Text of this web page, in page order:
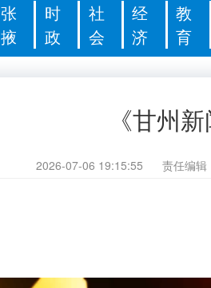
张
掖
时
政
社
会
经
济
教
育
《甘州
2026-07-06 19:15:55 责任编辑